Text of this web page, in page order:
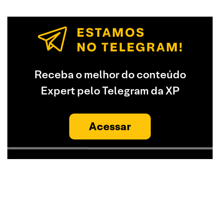
Receba o melhor do conteúdo
Expert pelo Telegram da XP
Acessar